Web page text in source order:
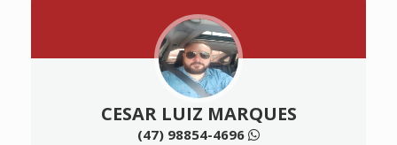
CESAR LUIZ MARQUES
(47) 98854-4696